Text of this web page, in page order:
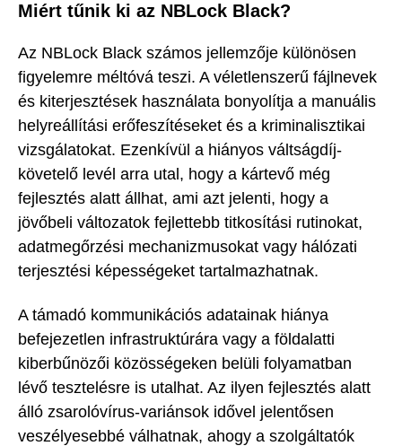
Miért tűnik ki az NBLock Black?
Az NBLock Black számos jellemzője különösen
figyelemre méltóvá teszi. A véletlenszerű fájlnevek
és kiterjesztések használata bonyolítja a manuális
helyreállítási erőfeszítéseket és a kriminalisztikai
vizsgálatokat. Ezenkívül a hiányos váltságdíj-
követelő levél arra utal, hogy a kártevő még
fejlesztés alatt állhat, ami azt jelenti, hogy a
jövőbeli változatok fejlettebb titkosítási rutinokat,
adatmegőrzési mechanizmusokat vagy hálózati
terjesztési képességeket tartalmazhatnak.
A támadó kommunikációs adatainak hiánya
befejezetlen infrastruktúrára vagy a földalatti
kiberbűnözői közösségeken belüli folyamatban
lévő tesztelésre is utalhat. Az ilyen fejlesztés alatt
álló zsarolóvírus-variánsok idővel jelentősen
veszélyesebbé válhatnak, ahogy a szolgáltatók